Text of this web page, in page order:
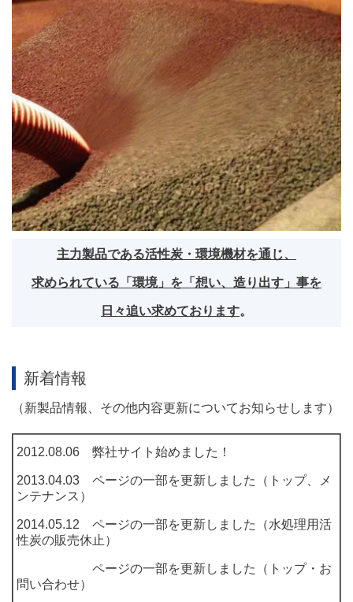
主力製品である活性炭・環境機材を通じ、
求められている「環境」を「想い、造り出す」事を
日々追い求めております。
新着情報
（新製品情報、その他内容更新についてお知らせします）
2012.08.06 弊社サイト始めました！
2013.04.03 ページの一部を更新しました（トップ、メ
ンテナンス）
2014.05.12 ページの一部を更新しました（水処理用活
性炭の販売休止）
ページの一部を更新しました（トップ・お
問い合わせ）